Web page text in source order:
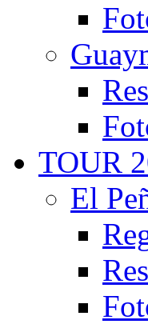
TOUR
El